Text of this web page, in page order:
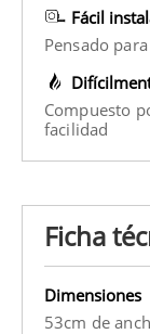
Fácil
Pensado
Compuesto
facilidad
Ficha
Dimensiones
53cm de